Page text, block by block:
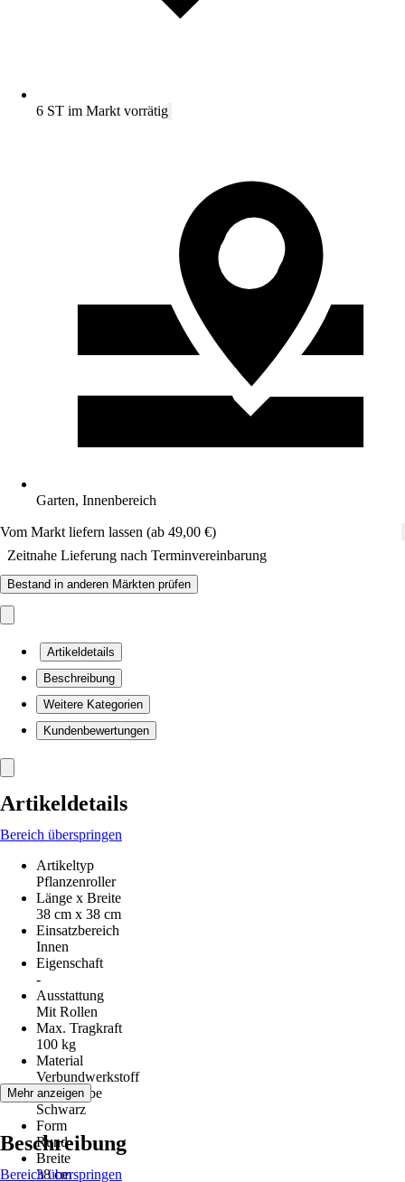
6 ST im Markt vorrätig
Garten, Innenbereich
Vom Markt liefern lassen (ab 49,00 €)
Zeitnahe Lieferung nach Terminvereinbarung
Bestand in anderen Märkten prüfen
Artikeldetails
Beschreibung
Weitere Kategorien
Kundenbewertungen
Artikeldetails
Bereich überspringen
Artikeltyp
Pflanzenroller
Länge x Breite
38 cm x 38 cm
Einsatzbereich
Innen
Eigenschaft
-
Ausstattung
Mit Rollen
Max. Tragkraft
100 kg
Material
Verbundwerkstoff
Grundfarbe
Schwarz
Form
Rund
Breite
38 cm
Mehr anzeigen
Beschreibung
Bereich überspringen